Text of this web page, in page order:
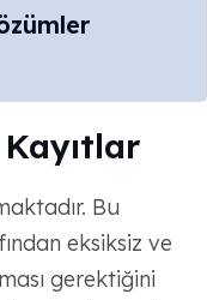
Bu
eksiksiz ve
gerektiğini